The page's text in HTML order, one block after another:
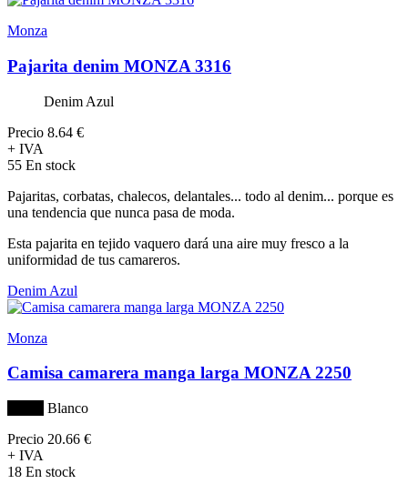
Monza
Pajarita denim MONZA 3316
Denim Azul
Precio 8.64 €
+ IVA
55 En stock
Pajaritas, corbatas, chalecos, delantales... todo al denim... porque es
una tendencia que nunca pasa de moda.
Esta pajarita en tejido vaquero dará una aire muy fresco a la
uniformidad de tus camareros.
Denim Azul
Monza
Camisa camarera manga larga MONZA 2250
Blanco
Precio 20.66 €
+ IVA
18 En stock